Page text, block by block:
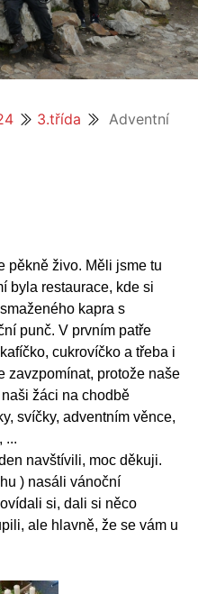
3.třída
Adventní
pěkně živo. Měli jsme tu
byla restaurace, kde si
kapra s
punč. V prvním patře
cukrovíčko a třeba i
zavzpomínat, protože naše
žáci na chodbě
svíčky, adventním věnce,
...
navštívili, moc děkuji.
) nasáli vánoční
si, dali si něco
ale hlavně, že se vám u